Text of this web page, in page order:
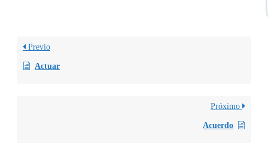
Previo
Actuar
Próximo
Acuerdo